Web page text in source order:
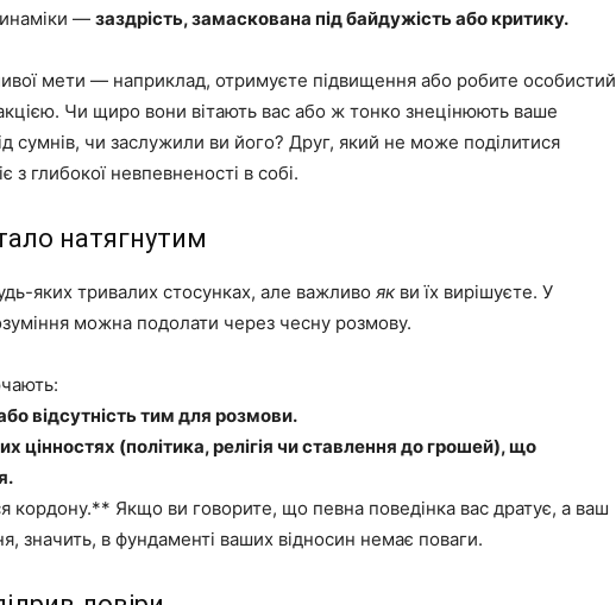
— заздрість, замаскована під байдужість або критику.
мети — наприклад, отримуєте підвищення або робите особистий
Чи щиро вони вітають вас або ж тонко знецінюють ваше
сумнів, чи заслужили ви його? Друг, який не може поділитися
з глибокої невпевненості в собі.
натягнутим
яких тривалих стосунках, але важливо як ви їх вирішуєте. У
можна подолати через чесну розмову.
відсутність тим для розмови.
цінностях (політика, релігія чи ставлення до грошей), що
кордону.** Якщо ви говорите, що певна поведінка вас дратує, а ваш
значить, в фундаменті ваших відносин немає поваги.